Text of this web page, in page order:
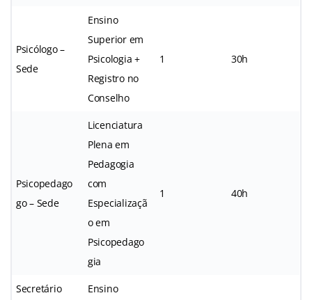
Psicólogo –
Sede
Ensino
Superior em
Psicologia +
Registro no
Conselho
1 30h
Psicopedago
go – Sede
Licenciatura
Plena em
Pedagogia
com
Especializaçã
o em
Psicopedago
gia
1 40h
Secretário
Ensino